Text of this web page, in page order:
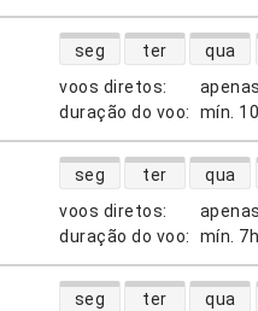
voos diretos:
duração do voo: mín.
disponibilidade de voos
seg ter qua
voos diretos:
duração do voo: mín.
disponibilidade de voos
seg ter qua
disponibilidade de voos
seg ter qua